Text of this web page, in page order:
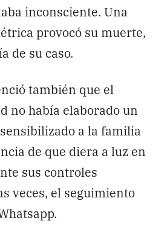
inconsciente. Una
provocó su muerte,
de su caso.
también que el
no había elaborado un
a la familia
de que diera a luz en
sus controles
veces, el seguimiento